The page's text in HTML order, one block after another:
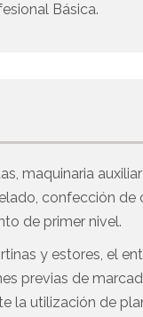
Básica.
maquinaria
confección
de primer nivel.
y estores, el
previas de
la utilización de